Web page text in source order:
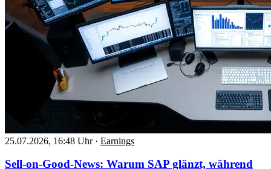
25.07.2026, 16:48 Uhr · Earnings
Sell-on-Good-News: Warum SAP glänzt, während